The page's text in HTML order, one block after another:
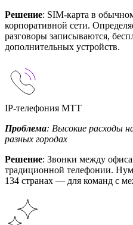
Решение: SIM-карта в
корпоративной сети.
разговоры записываются,
дополнительных устройств.
IP-телефония МТТ
Проблема: Высокие расходы
разных городах
Решение: Звонки между
традиционной телефонии.
134 странах — для команд с